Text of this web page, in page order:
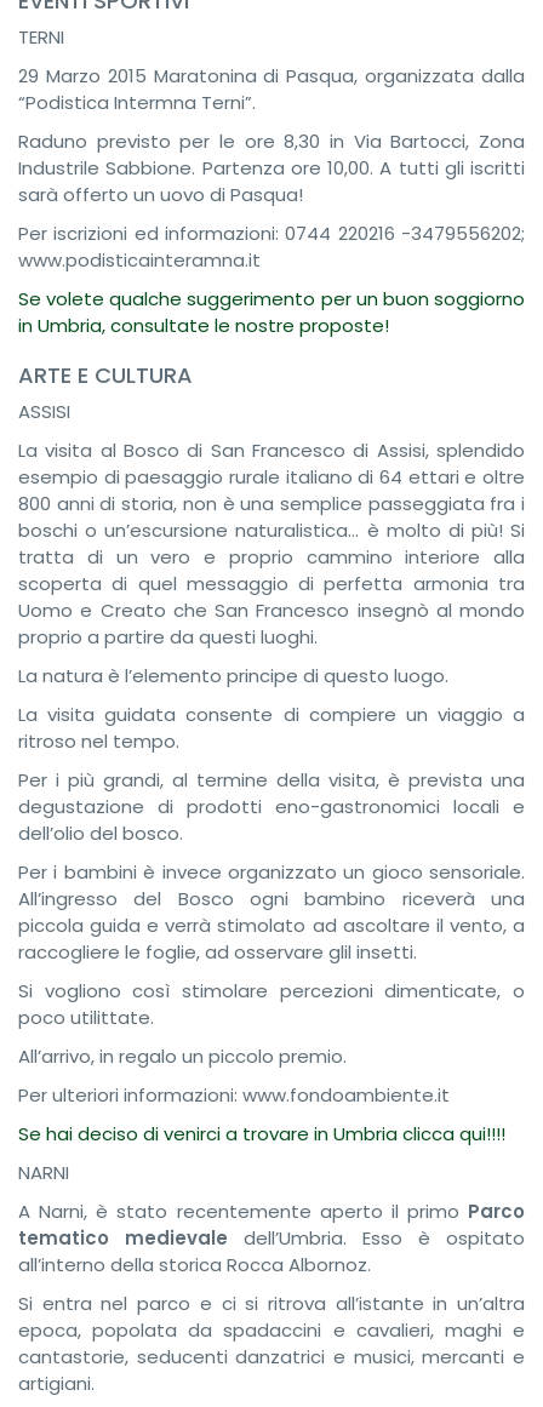
TERNI
29 Marzo 2015 Maratonina di Pasqua, organizzata dalla
“Podistica Intermna Terni”.
Raduno previsto per le ore 8,30 in Via Bartocci, Zona
Industrile Sabbione. Partenza ore 10,00. A tutti gli iscritti
sarà offerto un uovo di Pasqua!
Per iscrizioni ed informazioni: 0744 220216 -3479556202;
www.podisticainteramna.it
Se volete qualche suggerimento per un buon soggiorno
in Umbria, consultate le nostre proposte!
ARTE E CULTURA
ASSISI
La visita al Bosco di San Francesco di Assisi, splendido
esempio di paesaggio rurale italiano di 64 ettari e oltre
800 anni di storia, non è una semplice passeggiata fra i
boschi o un’escursione naturalistica… è molto di più! Si
tratta di un vero e proprio cammino interiore alla
scoperta di quel messaggio di perfetta armonia tra
Uomo e Creato che San Francesco insegnò al mondo
proprio a partire da questi luoghi.
La natura è l’elemento principe di questo luogo.
La visita guidata consente di compiere un viaggio a
ritroso nel tempo.
Per i più grandi, al termine della visita, è prevista una
degustazione di prodotti eno-gastronomici locali e
dell’olio del bosco.
Per i bambini è invece organizzato un gioco sensoriale.
All’ingresso del Bosco ogni bambino riceverà una
piccola guida e verrà stimolato ad ascoltare il vento, a
raccogliere le foglie, ad osservare glil insetti.
Si vogliono così stimolare percezioni dimenticate, o
poco utilittate.
All’arrivo, in regalo un piccolo premio.
Per ulteriori informazioni: www.fondoambiente.it
Se hai deciso di venirci a trovare in Umbria clicca qui!!!!
NARNI
A Narni, è stato recentemente aperto il primo Parco
tematico medievale dell’Umbria. Esso è ospitato
all’interno della storica Rocca Albornoz.
Si entra nel parco e ci si ritrova all’istante in un’altra
epoca, popolata da spadaccini e cavalieri, maghi e
cantastorie, seducenti danzatrici e musici, mercanti e
artigiani.